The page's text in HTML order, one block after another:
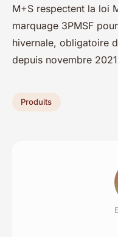
M+S respectent la loi
marquage 3PMSF
hivernale, obligatoire
depuis novembre
Produits